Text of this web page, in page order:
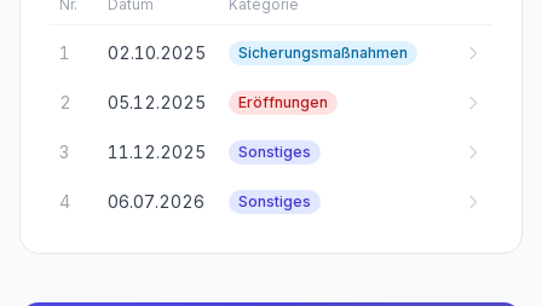
Nr. Datum Kategorie
1 02.10.2025 Sicherungsmaßnahmen
2 05.12.2025 Eröffnungen
3 11.12.2025 Sonstiges
4 06.07.2026 Sonstiges